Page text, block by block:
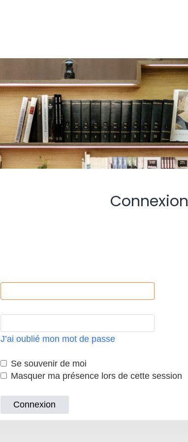
Connexion
J’ai oublié mon mot de passe
Se souvenir de moi
Masquer ma présence lors de cette session